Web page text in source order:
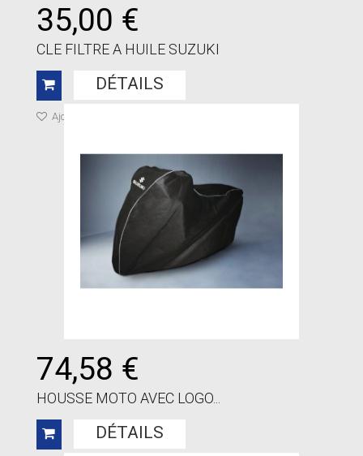
35,00 €
CLE FILTRE A HUILE SUZUKI
DÉTAILS
Ajouter à ma liste de cadeaux
74,58 €
HOUSSE MOTO AVEC LOGO...
DÉTAILS